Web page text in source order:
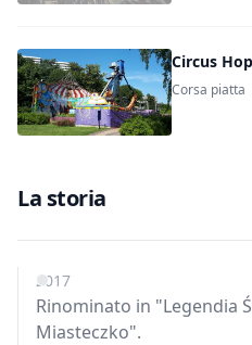
Circus
Corsa piatta
La storia
2017
Rinominato in "Legendia
Miasteczko".